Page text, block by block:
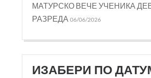
МАТУРСКО ВЕЧЕ УЧЕНИКА
РАЗРЕДА 06/06/2026
ИЗАБЕРИ ПО